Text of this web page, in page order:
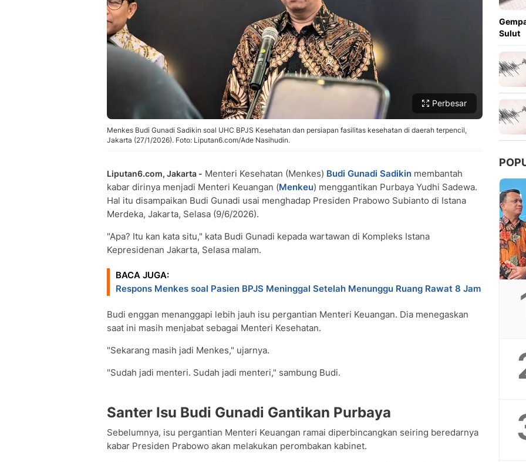
Perbesar
Menkes Budi Gunadi Sadikin soal UHC BPJS Kesehatan dan persiapan fasilitas kesehatan di daerah terpencil,
Jakarta (27/1/2026). Foto: Liputan6.com/Ade Nasihudin.
Liputan6.com, Jakarta - Menteri Kesehatan (Menkes) Budi Gunadi Sadikin membantah
kabar dirinya menjadi Menteri Keuangan (Menkeu) menggantikan Purbaya Yudhi Sadewa.
Hal itu disampaikan Budi Gunadi usai menghadap Presiden Prabowo Subianto di Istana
Merdeka, Jakarta, Selasa (9/6/2026).
"Apa? Itu kan kata situ," kata Budi Gunadi kepada wartawan di Kompleks Istana
Kepresidenan Jakarta, Selasa malam.
BACA JUGA:
Respons Menkes soal Pasien BPJS Meninggal Setelah Menunggu Ruang Rawat 8 Jam
Budi enggan menanggapi lebih jauh isu pergantian Menteri Keuangan. Dia menegaskan
saat ini masih menjabat sebagai Menteri Kesehatan.
"Sekarang masih jadi Menkes," ujarnya.
"Sudah jadi menteri. Sudah jadi menteri," sambung Budi.
Santer Isu Budi Gunadi Gantikan Purbaya
Sebelumnya, isu pergantian Menteri Keuangan ramai diperbincangkan seiring beredarnya
kabar Presiden Prabowo akan melakukan perombakan kabinet.
Sulut